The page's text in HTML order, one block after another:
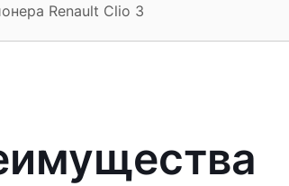
Renault Clio 3